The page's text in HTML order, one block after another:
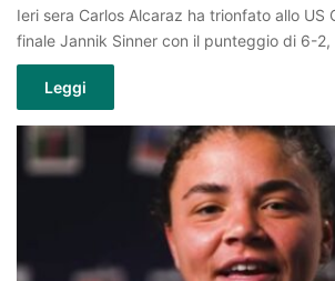
Ieri sera Carlos Alcaraz ha trionfato allo US
finale Jannik Sinner con il punteggio di 6-
Leggi